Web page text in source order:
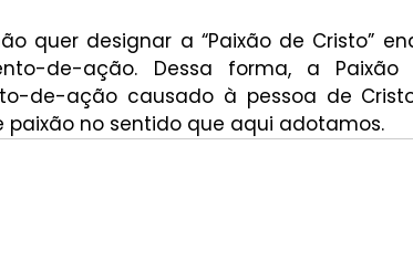
quer designar a “Paixão de Cristo”
de-ação. Dessa forma, a Paixão
de-ação causado à pessoa de
no sentido que aqui adotamos.